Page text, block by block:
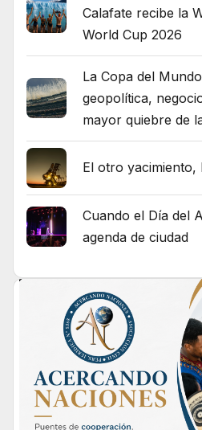
Calafate recibe la
World Cup 2026
La Copa del
geopolítica,
mayor quiebre de
El otro
Cuando el Día del
agenda de ciudad